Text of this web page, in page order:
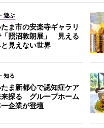
遊ぶ
ま市の安楽寺ギャラリ
「照沼敦朗展」 見える
見えない世界
知る
ま新都心で認知症ケア
来探る グループホーム
一企業が登壇